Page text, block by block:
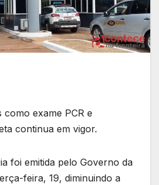
como exame PCR e
continua em vigor.
foi emitida pelo Governo da
feira, 19, diminuindo a